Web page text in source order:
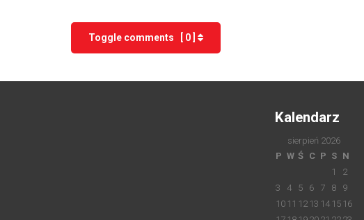
Toggle comments [ 0 ]
Kalendarz
sierpień 2026
P W Ś C P S
N
1
2
3
4 5 6 7 8
9
10 11 12 13 14 15 16